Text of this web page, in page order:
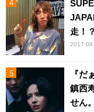
走！？
『だ
鎮西
せん。